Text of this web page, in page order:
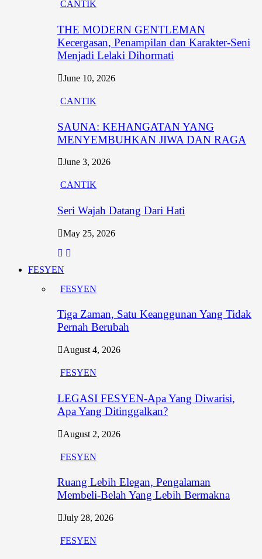
CANTIK
THE MODERN GENTLEMAN
Kecergasan, Penampilan dan Karakter-Seni
Menjadi Lelaki Dihormati
June 10, 2026
CANTIK
SAUNA: KEHANGATAN YANG
MENYEMBUHKAN JIWA DAN RAGA
June 3, 2026
CANTIK
Seri Wajah Datang Dari Hati
May 25, 2026
FESYEN
FESYEN
Tiga Zaman, Satu Keanggunan Yang Tidak
Pernah Berubah
August 4, 2026
FESYEN
LEGASI FESYEN-Apa Yang Diwarisi,
Apa Yang Ditinggalkan?
August 2, 2026
FESYEN
Ruang Lebih Elegan, Pengalaman
Membeli-Belah Yang Lebih Bermakna
July 28, 2026
FESYEN